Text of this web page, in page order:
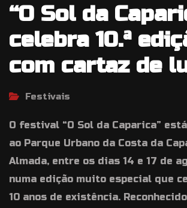
“O Sol da
celebra 10.ª
com cartaz de
Festivais
O festival “O Sol da Caparica”
ao Parque Urbano da Costa da
Almada, entre os dias 14 e 17 de
numa edição muito especial que
10 anos de existência.